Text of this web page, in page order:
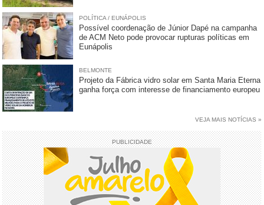
POLÍTICA / EUNÁPOLIS
Possível coordenação de Júnior Dapé na campanha
de ACM Neto pode provocar rupturas políticas em
Eunápolis
BELMONTE
Projeto da Fábrica vidro solar em Santa Maria Eterna
ganha força com interesse de financiamento europeu
VEJA MAIS NOTÍCIAS »
PUBLICIDADE